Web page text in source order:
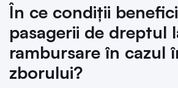
În ce condiții
pasagerii de dreptul
rambursare în cazul
zborului?